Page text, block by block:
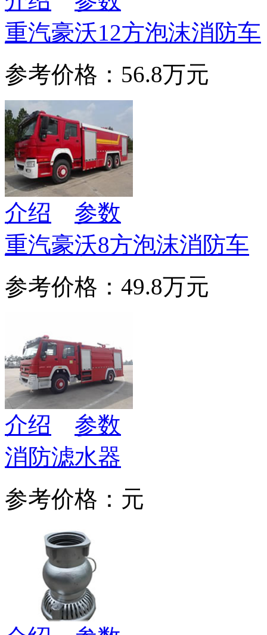
重汽豪沃12方泡沫消防车
参考价格：56.8万元
介绍
参数
重汽豪沃8方泡沫消防车
参考价格：49.8万元
介绍
参数
消防滤水器
参考价格：元